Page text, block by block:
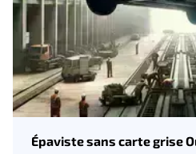
Épaviste sans carte grise